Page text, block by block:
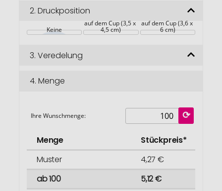
2. Druckposition
Keine
auf dem Cup (3,5 x
4,5 cm)
auf dem Cup (3,6 x
6 cm)
3. Veredelung
4. Menge
Ihre Wunschmenge:
Menge
Stückpreis*
Muster
4,27 €
ab 100
5,12 €